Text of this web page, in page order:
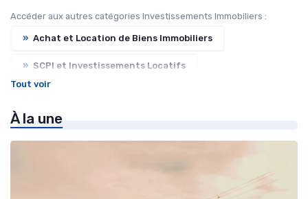
Accéder aux autres catégories Investissements Immobiliers :
» Achat et Location de Biens Immobiliers
» SCPI et Investissements Locatifs
» Tendances du Marché Immobilier
Tout voir
À la une